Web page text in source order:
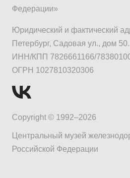
Федерации»
Юридический и фактический
Петербург, Садовая ул., дом 50.
ИНН/КПП 7826661166/
ОГРН 1027810320306
Copyright © 1992–2026
Центральный музей
Российской Федерации